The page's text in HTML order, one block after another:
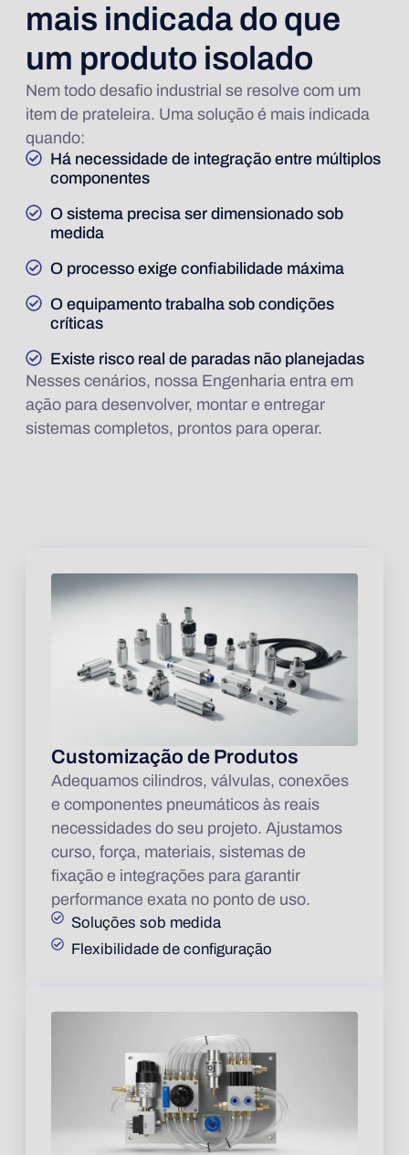
mais indicada do que
um produto isolado
Nem todo desafio industrial se resolve com um
item de prateleira. Uma solução é mais indicada
quando:
Há necessidade de integração entre múltiplos
componentes
O sistema precisa ser dimensionado sob
medida
O processo exige confiabilidade máxima
O equipamento trabalha sob condições
críticas
Existe risco real de paradas não planejadas
Nesses cenários, nossa Engenharia entra em
ação para desenvolver, montar e entregar
sistemas completos, prontos para operar.
Customização de Produtos
Adequamos cilindros, válvulas, conexões
e componentes pneumáticos às reais
necessidades do seu projeto. Ajustamos
curso, força, materiais, sistemas de
fixação e integrações para garantir
performance exata no ponto de uso.
Soluções sob medida
Flexibilidade de configuração